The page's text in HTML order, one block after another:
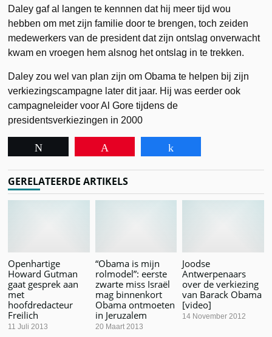
Daley gaf al langen te kennnen dat hij meer tijd wou
hebben om met zijn familie door te brengen, toch zeiden
medewerkers van de president dat zijn ontslag onverwacht
kwam en vroegen hem alsnog het ontslag in te trekken.
Daley zou wel van plan zijn om Obama te helpen bij zijn
verkiezingscampagne later dit jaar. Hij was eerder ook
campagneleider voor Al Gore tijdens de
presidentsverkiezingen in 2000
GERELATEERDE ARTIKELS
Openhartige
Howard Gutman
gaat gesprek aan
met
hoofdredacteur
Freilich
11 Juli 2013
“Obama is mijn
rolmodel”: eerste
zwarte miss Israël
mag binnenkort
Obama ontmoeten
in Jeruzalem
20 Maart 2013
Joodse
Antwerpenaars
over de verkiezing
van Barack Obama
[video]
14 November 2012